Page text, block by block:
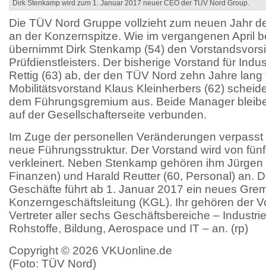
Dirk Stenkamp wird zum 1. Januar 2017 neuer CEO der TÜV Nord Group.
Die TÜV Nord Gruppe vollzieht zum neuen Jahr
an der Konzernspitze. Wie im vergangenen April
übernimmt Dirk Stenkamp (54) den
Prüfdienstleisters. Der bisherige Vorstand für
Rettig (63) ab, der den TÜV Nord zehn Jahre lang
Mobilitätsvorstand Klaus Kleinherbers (62)
dem Führungsgremium aus. Beide Manager
auf der Gesellschafterseite verbunden.
Im Zuge der personellen Veränderungen
neue Führungsstruktur. Der Vorstand wird von
verkleinert. Neben Stenkamp gehören ihm
Finanzen) und Harald Reutter (60, Personal) an.
Geschäfte führt ab 1. Januar 2017 ein neues
Konzerngeschäftsleitung (KGL). Ihr gehören der
Vertreter aller sechs Geschäftsbereiche –
Rohstoffe, Bildung, Aerospace und IT – an. (rp)
Copyright © 2026 VKUonline.de
(Foto: TÜV Nord)